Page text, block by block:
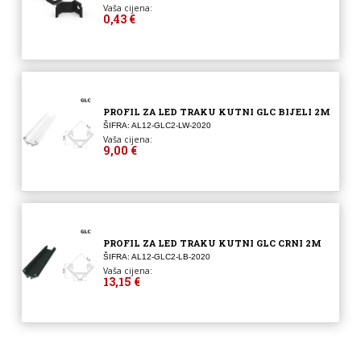
Vaša cijena:
0,43 €
PROFIL ZA LED TRAKU KUTNI GLC BIJELI 2M
ŠIFRA: AL12-GLC2-LW-2020
Vaša cijena:
9,00 €
PROFIL ZA LED TRAKU KUTNI GLC CRNI 2M
ŠIFRA: AL12-GLC2-LB-2020
Vaša cijena:
13,15 €